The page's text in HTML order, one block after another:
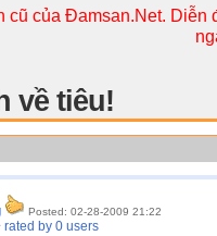
cũ của Đamsan.Net.
về tiêu!
Posted: 02-28-2009 21:22
rated by 0 users